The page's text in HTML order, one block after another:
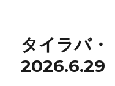
タイラバ
2026.6.29